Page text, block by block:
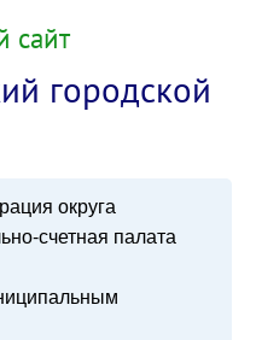
сайт
городской
округа
счетная палата